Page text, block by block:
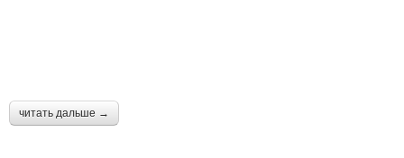
читать дальше →